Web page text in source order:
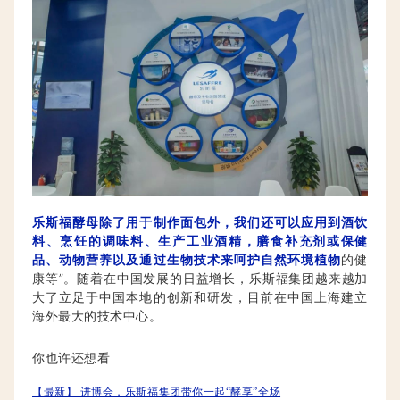
乐斯福酵母除了用于制作面包外，我们还可以应用到酒饮
料、烹饪的调味料、生产工业酒精，膳食补充剂或保健
品、动物营养以及通过生物技术来呵护自然环境植物的健
康等”。随着在中国发展的日益增长，乐斯福集团越来越加
大了立足于中国本地的创新和研发，目前在中国上海建立
海外最大的技术中心。
你也许还想看
【最新】 进博会，乐斯福集团带你一起“酵享”全场